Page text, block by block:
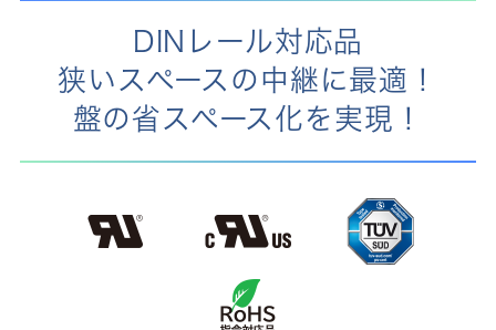
DINレール対応品
狭いスペースの中継に最適！
盤の省スペース化を実現！